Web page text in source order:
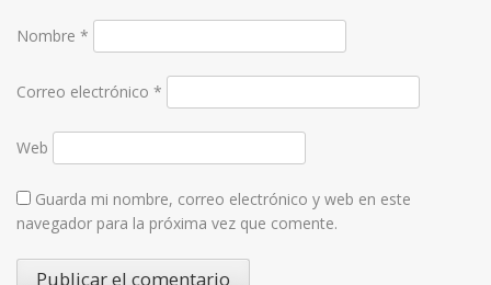
Nombre *
Correo electrónico *
Web
Guarda mi nombre, correo electrónico y web en este
navegador para la próxima vez que comente.